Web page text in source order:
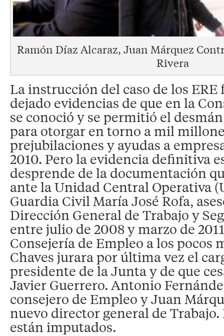
Ramón Díaz Alcaraz, Juan Márquez
Rivera
La instrucción del caso de los
dejado evidencias de que en la
se conoció y se permitió el
para otorgar en torno a mil
prejubilaciones y ayudas a
2010. Pero la evidencia definitiva
desprende de la documentación
ante la Unidad Central Operativa
Guardia Civil María José Rofa,
Dirección General de Trabajo y
entre julio de 2008 y marzo de
Consejería de Empleo a los pocos
Chaves jurara por última vez el
presidente de la Junta y de que
Javier Guerrero. Antonio
consejero de Empleo y Juan
nuevo director general de
están imputados.